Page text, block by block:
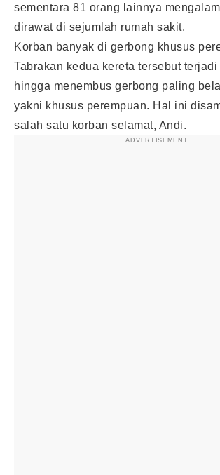
sementara 81 orang lainnya
dirawat di sejumlah rumah sakit.
Korban banyak di gerbong khusus
Tabrakan kedua kereta tersebut
hingga menembus gerbong paling
yakni khusus perempuan. Hal ini
salah satu korban selamat, Andi.
ADVERTISEMENT